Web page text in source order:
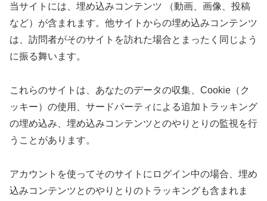
当サイトには、埋め込みコンテンツ （動画、画像、投稿
など）が含まれます。他サイトからの埋め込みコンテンツ
は、訪問者がそのサイトを訪れた場合とまったく同じよう
に振る舞います。
これらのサイトは、あなたのデータの収集、Cookie（ク
ッキー）の使用、サードパーティによる追加トラッキング
の埋め込み、埋め込みコンテンツとのやりとりの監視を行
うことがあります。
アカウントを使ってそのサイトにログイン中の場合、埋め
込みコンテンツとのやりとりのトラッキングも含まれま